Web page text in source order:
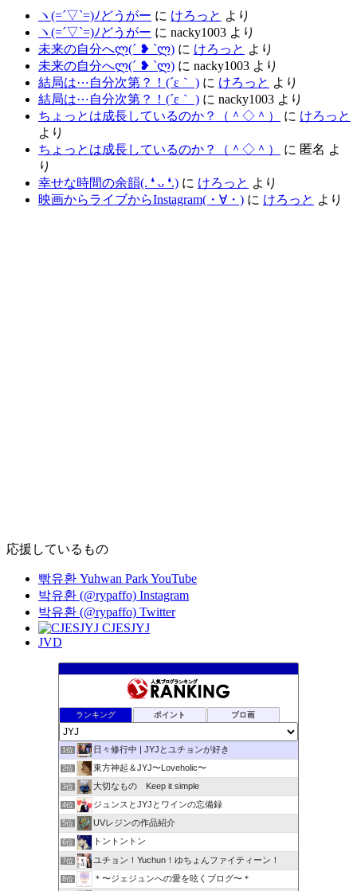
ヽ(=´▽`=)ﾉどうがー に けろっと より
ヽ(=´▽`=)ﾉどうがー に nacky1003 より
未来の自分へლ⁠(⁠´⁠ ⁠❥⁠ ⁠`⁠ლ⁠) に けろっと より
未来の自分へლ⁠(⁠´⁠ ⁠❥⁠ ⁠`⁠ლ⁠) に nacky1003 より
結局は⋯自分次第？！(´ε｀ ) に けろっと より
結局は⋯自分次第？！(´ε｀ ) に nacky1003 より
ちょっとは成長しているのか？（＾◇＾）
に けろっと
より
ちょっとは成長しているのか？（＾◇＾）
に 匿名 よ
り
幸せな時間の余韻(⁠.⁠ ⁠❛⁠ ⁠ᴗ⁠ ⁠❛⁠.⁠) に けろっと より
映画からライブからInstagram(⁠・⁠∀⁠・⁠) に けろっと より
応援しているもの
빢유환 Yuhwan Park YouTube
박유환 (@rypaffo) Instagram
박유환 (@rypaffo) Twitter
CJESJYJ
JVD
ランキング ポイント ブロ画
1位 日々修行中 | JYJとユチョンが好き
2位 東方神起＆JYJ〜Loveholic〜
3位 大切なもの Keep it simple
4位 ジュンスとJYJとワインの忘備録
5位 UVレジンの作品紹介
6位 トントントン
7位 ユチョン！Yuchun！ゆちょんファイティーン！
8位 ＊〜ジェジュンへの愛を呟くブログ〜＊